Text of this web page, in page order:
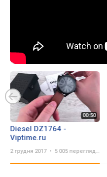
Diesel DZ1764 -
Viptime.ru
2 грудня 2017 5 005 переглядів